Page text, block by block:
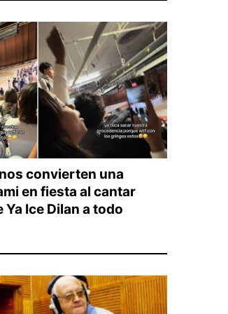
convierten una
en fiesta al cantar
Ya Ice Dilan a todo